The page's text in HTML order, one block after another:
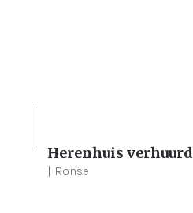
4 419 m²
Herenhuis verhuurd
| Ronse